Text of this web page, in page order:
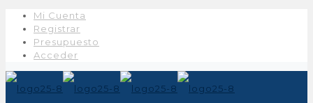
Mi Cuenta
Registrar
Presupuesto
Acceder